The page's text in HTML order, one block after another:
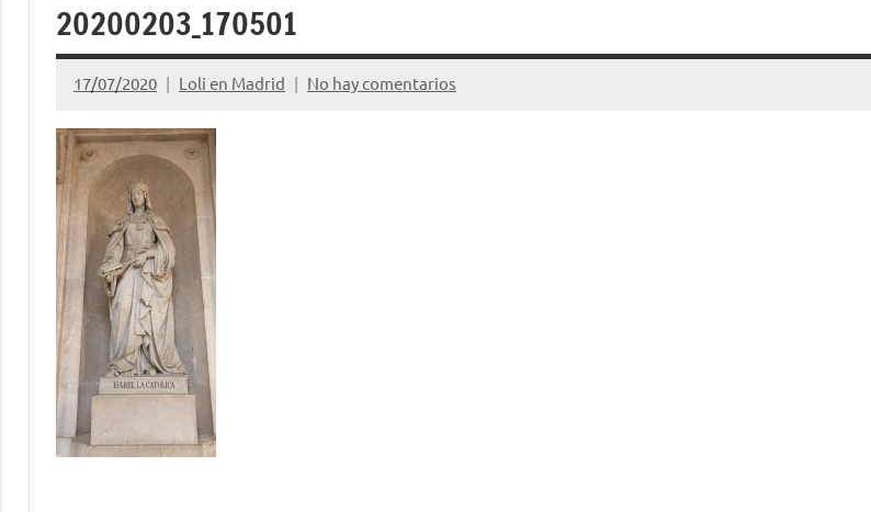
20200203_170501
17/07/2020 Loli en Madrid No hay comentarios